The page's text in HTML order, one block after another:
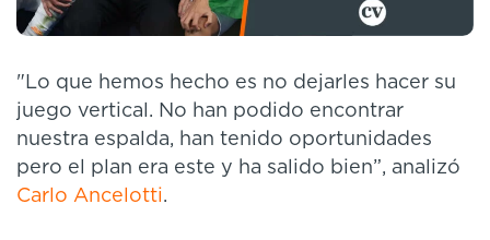
"Lo que hemos hecho es no dejarles hacer su
juego vertical. No han podido encontrar
nuestra espalda, han tenido oportunidades
pero el plan era este y ha salido bien”, analizó
Carlo Ancelotti.